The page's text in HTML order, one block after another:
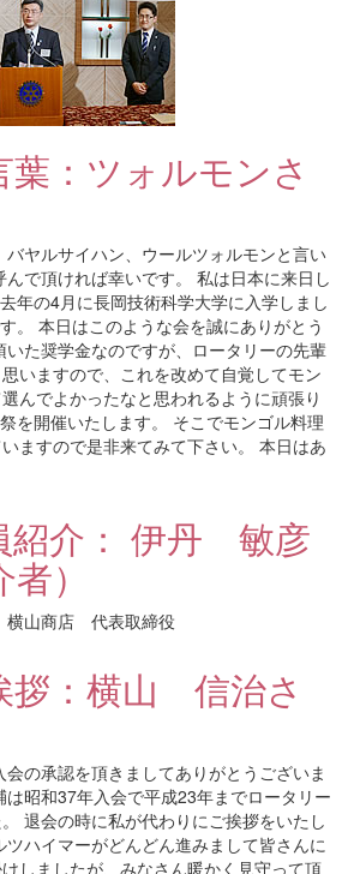
葉：ツォルモンさ
ヤルサイハン、ウールツォルモンと言い
んで頂ければ幸いです。 私は日本に来日し
年の4月に長岡技術科学大学に入学しまし
。 本日はこのような会を誠にありがとう
た奨学金なのですが、ロータリーの先輩
いますので、これを改めて自覚してモン
んでよかったなと思われるように頑張り
を開催いたします。 そこでモンゴル料理
ますので是非来てみて下さい。 本日はあ
紹介： 伊丹 敏彦
）
山商店 代表取締役
拶：横山 信治さ
の承認を頂きましてありがとうございま
は昭和37年入会で平成23年までロータリー
退会の時に私が代わりにご挨拶をいたし
ツハイマーがどんどん進みまして皆さんに
しましたが、みなさん暖かく見守って頂